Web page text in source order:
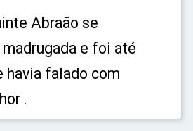
Abraão se
e foi até
havia falado com
.